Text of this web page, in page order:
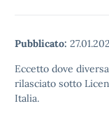
Pubblicato:
Eccetto dove
rilasciato sotto
Italia.